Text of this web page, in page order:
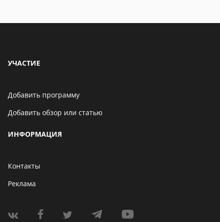
УЧАСТИЕ
Добавить программу
Добавить обзор или статью
ИНФОРМАЦИЯ
Контакты
Реклама